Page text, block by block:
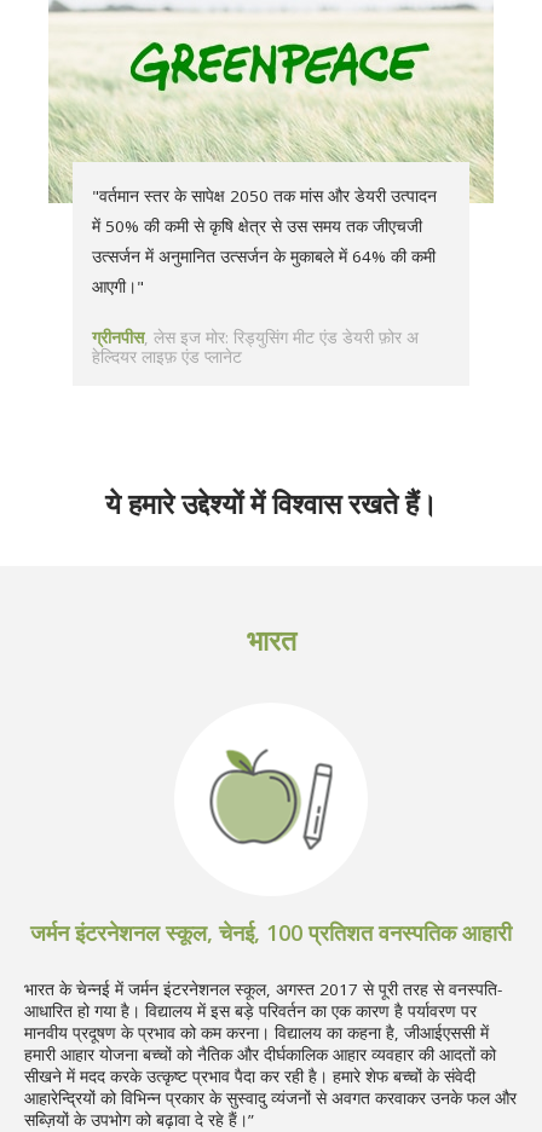
"वर्तमान स्तर के सापेक्ष 2050 तक मांस और डेयरी उत्पादन
में 50% की कमी से कृषि क्षेत्र से उस समय तक जीएचजी
उत्सर्जन में अनुमानित उत्सर्जन के मुकाबले में 64% की कमी
आएगी।"
ग्रीनपीस लेस इज मोर: रिड्युसिंग मीट एंड डेयरी फ़ोर अ
हेल्दियर लाइफ़ एंड प्लानेट
ये हमारे उद्देश्यों में विश्वास रखते हैं।
भारत
जर्मन इंटरनेशनल स्कूल, चेनई, 100 प्रतिशत वनस्पतिक आहारी
भारत के चेन्नई में जर्मन इंटरनेशनल स्कूल, अगस्त 2017 से पूरी तरह से वनस्पति-
आधारित हो गया है। विद्यालय में इस बड़े परिवर्तन का एक कारण है पर्यावरण पर
मानवीय प्रदूषण के प्रभाव को कम करना। विद्यालय का कहना है, जीआईएससी में
हमारी आहार योजना बच्चों को नैतिक और दीर्घकालिक आहार व्यवहार की आदतों को
सीखने में मदद करके उत्कृष्ट प्रभाव पैदा कर रही है। हमारे शेफ बच्चों के संवेदी
आहारेन्द्रियों को विभिन्न प्रकार के सुस्वादु व्यंजनों से अवगत करवाकर उनके फल और
सब्ज़ियों के उपभोग को बढ़ावा दे रहे हैं।”